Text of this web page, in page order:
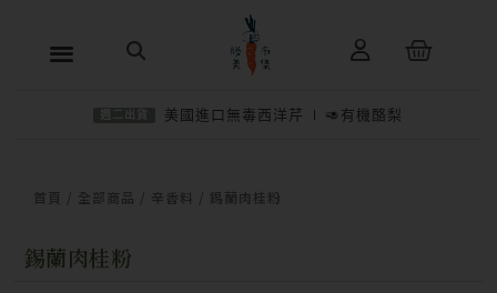
購
美國進口無毒西洋芹 🥑有機酪梨
首頁 全部商品 辛香料 / 錫蘭肉桂粉
錫蘭肉桂粉